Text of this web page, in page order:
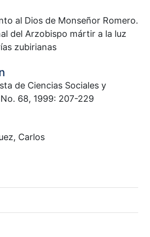
al Dios de Monseñor Romero.
del Arzobispo mártir a la luz
zubirianas
de Ciencias Sociales y
68, 1999: 207-229
Carlos